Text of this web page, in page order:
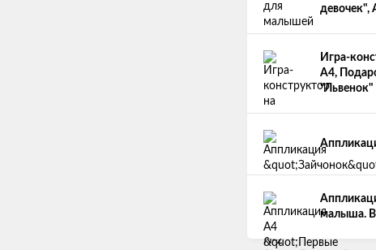
девочек",
Игра-
А4,
"Львенок"
малыша.